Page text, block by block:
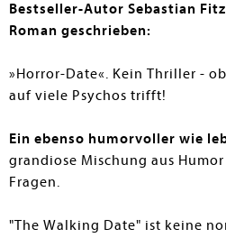
vom bevorstehenden Tod
Tabu-Thema geschickt in eine
"Elternabend", BP/mp 23/719)
auch dieses Buch sehr gut
Büchereien und Fans des
empfehlen.
Melanie Bremer
Bestseller-Autor Sebastian
Roman geschrieben:
»Horror-Date«. Kein Thriller -
auf viele Psychos trifft!
Ein ebenso humorvoller wie
grandiose Mischung aus
Fragen.
"The Walking Date" ist keine